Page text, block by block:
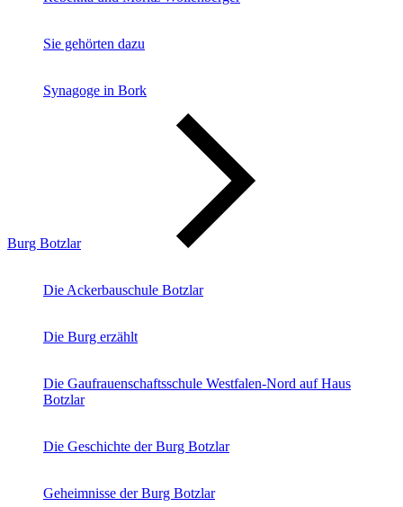
Sie gehörten dazu
Synagoge in Bork
Burg Botzlar
Die Ackerbauschule Botzlar
Die Burg erzählt
Die Gaufrauenschaftsschule Westfalen-Nord auf Haus
Botzlar
Die Geschichte der Burg Botzlar
Geheimnisse der Burg Botzlar